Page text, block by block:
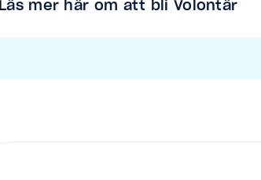
Läs mer här om att bli Volontär